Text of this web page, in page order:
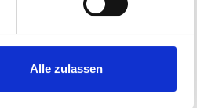
Medien anbieten zu können
Verwendung unserer
führen diese Informationen
Alle zulassen